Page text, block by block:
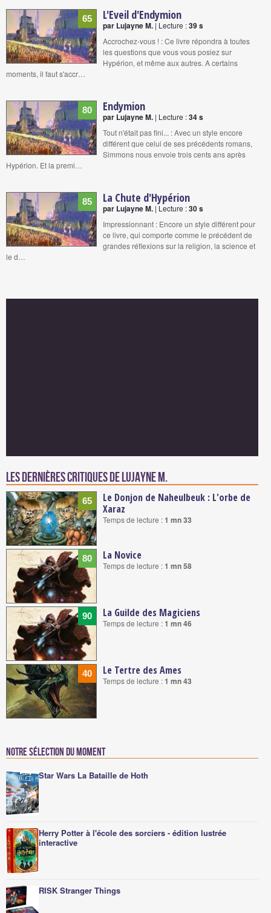
65 L'Eveil d'Endymion
par Lujayne M. | Lecture :39 s
Accrochez-vous ! : Ce livre répondra à toutes
les questions que vous vous posiez sur
Hypérion, et même aux autres. A certains
moments, il faut s'accr…
80 Endymion
par Lujayne M. | Lecture :34 s
Tout n'était pas fini... : Avec un style encore
différent que celui de ses précédents romans,
Simmons nous envoie trois cents ans après
Hypérion. Et la premi…
85 La Chute d'Hypérion
par Lujayne M. | Lecture :30 s
Impressionnant : Encore un style différent pour
ce livre, qui comporte comme le précédent de
grandes réflexions sur la religion, la science et
le d…
Les dernières critiques de Lujayne M.
65
Le Donjon de Naheulbeuk : L'orbe de
Xaraz
Temps de lecture :1 mn 33
80 La Novice
Temps de lecture :1 mn 58
90 La Guilde des Magiciens
Temps de lecture :1 mn 46
40 Le Tertre des Ames
Temps de lecture :1 mn 43
Notre sélection du moment
Star Wars La Bataille de Hoth
Herry Potter à l'école des sorciers - édition lustrée
interactive
RISK Stranger Things